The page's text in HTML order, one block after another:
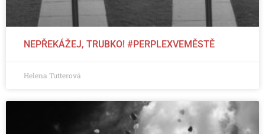
NEPŘEKÁŽEJ, TRUBKO! #PERPLEXVEMĚSTĚ
Helena Tutterová